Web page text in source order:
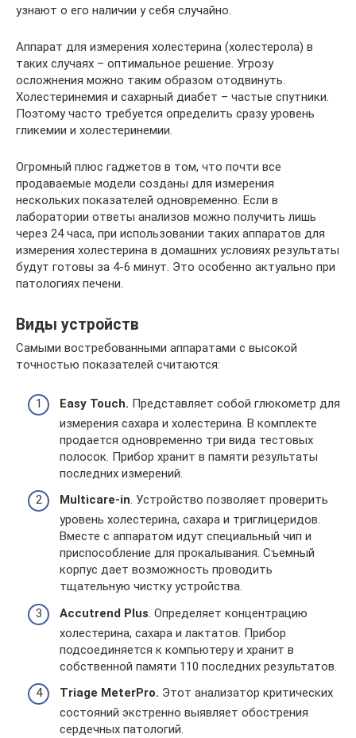
узнают о его наличии у себя случайно.
Аппарат для измерения холестерина (холестерола) в
таких случаях – оптимальное решение. Угрозу
осложнения можно таким образом отодвинуть.
Холестеринемия и сахарный диабет – частые спутники.
Поэтому часто требуется определить сразу уровень
гликемии и холестеринемии.
Огромный плюс гаджетов в том, что почти все
продаваемые модели созданы для измерения
нескольких показателей одновременно. Если в
лаборатории ответы анализов можно получить лишь
через 24 часа, при использовании таких аппаратов для
измерения холестерина в домашних условиях результаты
будут готовы за 4-6 минут. Это особенно актуально при
патологиях печени.
Виды устройств
Самыми востребованными аппаратами с высокой
точностью показателей считаются:
Easy Touch. Представляет собой глюкометр для
измерения сахара и холестерина. В комплекте
продается одновременно три вида тестовых
полосок. Прибор хранит в памяти результаты
последних измерений.
Multicare-in. Устройство позволяет проверить
уровень холестерина, сахара и триглицеридов.
Вместе с аппаратом идут специальный чип и
приспособление для прокалывания. Съемный
корпус дает возможность проводить
тщательную чистку устройства.
Accutrend Plus. Определяет концентрацию
холестерина, сахара и лактатов. Прибор
подсоединяется к компьютеру и хранит в
собственной памяти 110 последних результатов.
Triage MeterPro. Этот анализатор критических
состояний экстренно выявляет обострения
сердечных патологий.